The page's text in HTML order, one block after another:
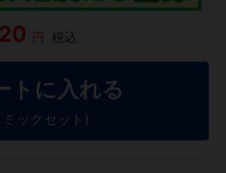
円 税込
トに入れる
ックセット)